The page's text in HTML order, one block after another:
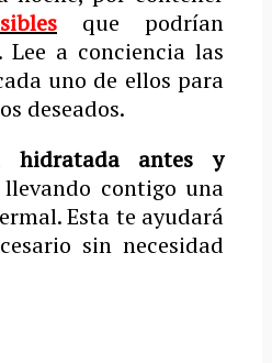
que podrían
a conciencia las
uno de ellos para
deseados.
hidratada antes y
contigo una
Esta te ayudará
sin necesidad